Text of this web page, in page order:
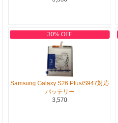
30% OFF
Samsung Galaxy S26 Plus/S947対応
バッテリー
3,570